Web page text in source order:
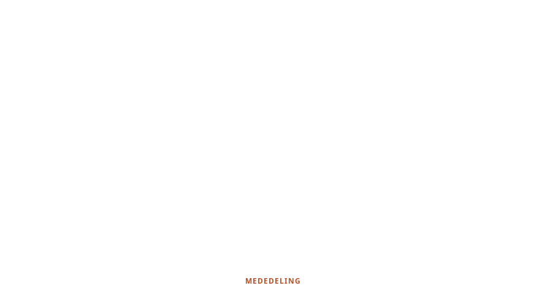
MEDEDELING